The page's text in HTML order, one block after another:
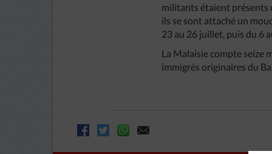
militants étaient présents
ils se sont attaché un
23 au 26 juillet, puis du 6
La Malaisie compte seize
immigrés originaires du